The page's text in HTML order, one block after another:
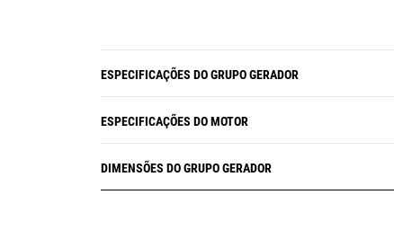
ESPECIFICAÇÕES DO GRUPO GERADOR
ESPECIFICAÇÕES DO MOTOR
DIMENSÕES DO GRUPO GERADOR